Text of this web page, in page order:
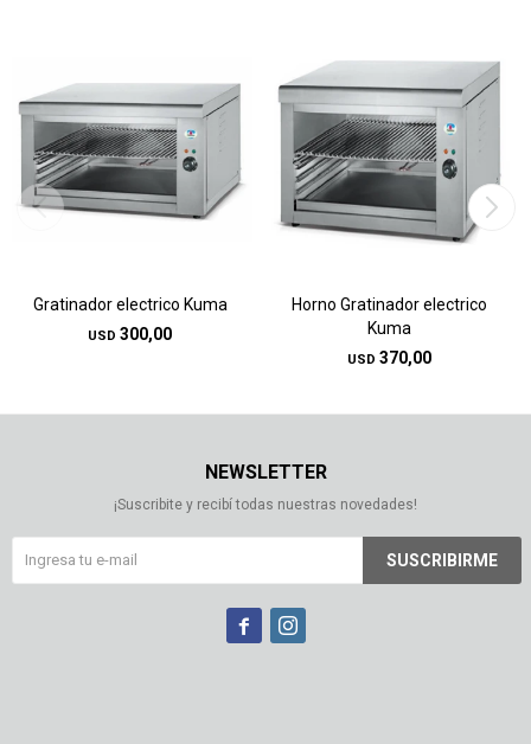
Gratinador electrico Kuma
USD 300,00
Horno Gratinador electrico
Kuma
USD 370,00
NEWSLETTER
¡Suscribite y recibí todas nuestras novedades!
SUSCRIBIRME
 